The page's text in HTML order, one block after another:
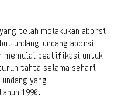
telah melakukan aborsi
undang-undang aborsi
memulai beatifikasi untuk
tahta selama sehari
yang
1990.